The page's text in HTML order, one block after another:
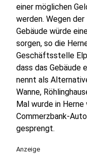
einer möglichen
werden. Wegen
Gebäude würde
sorgen, so die
Geschäftsstelle
dass das Gebäude
nennt als
Wanne,
Mal wurde in
Commerzbank-
gesprengt.
Anzeige